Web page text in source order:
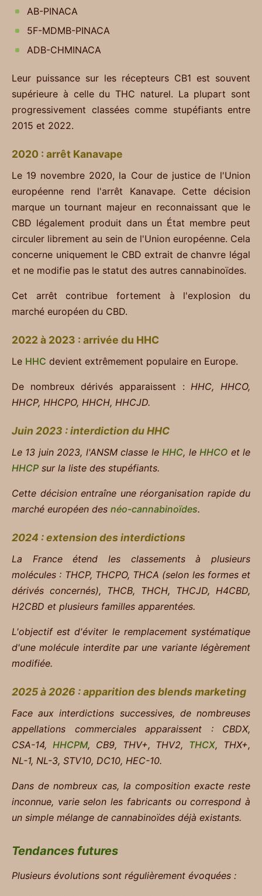
AB-PINACA
5F-MDMB-PINACA
ADB-CHMINACA
Leur puissance sur les récepteurs CB1 est souvent
supérieure à celle du THC naturel. La plupart sont
progressivement classées comme stupéfiants entre
2015 et 2022.
2020 : arrêt Kanavape
Le 19 novembre 2020, la Cour de justice de l'Union
européenne rend l'arrêt Kanavape. Cette décision
marque un tournant majeur en reconnaissant que le
CBD légalement produit dans un État membre peut
circuler librement au sein de l'Union européenne. Cela
concerne uniquement le CBD extrait de chanvre légal
et ne modifie pas le statut des autres cannabinoïdes.
Cet arrêt contribue fortement à l'explosion du
marché européen du CBD.
2022 à 2023 : arrivée du HHC
Le HHC devient extrêmement populaire en Europe.
De nombreux dérivés apparaissent :HHC, HHCO,
HHCP, HHCPO, HHCH, HHCJD.
Juin 2023 : interdiction du HHC
Le 13 juin 2023, l'ANSM classe leHHC, leHHCO et le
HHCP sur la liste des stupéfiants.
Cette décision entraîne une réorganisation rapide du
marché européen des néo-cannabinoïdes.
2024 : extension des interdictions
La France étend les classements à plusieurs
molécules : THCP, THCPO, THCA (selon les formes et
dérivés concernés), THCB, THCH, THCJD, H4CBD,
H2CBD et plusieurs familles apparentées.
L'objectif est d'éviter le remplacement systématique
d'une molécule interdite par une variante légèrement
modifiée.
2025 à 2026 : apparition des blends marketing
Face aux interdictions successives, de nombreuses
appellations commerciales apparaissent : CBDX,
CSA-14, HHCPM, CB9, THV+, THV2, THCX, THX+,
NL-1, NL-3, STV10, DC10, HEC-10.
Dans de nombreux cas, la composition exacte reste
inconnue, varie selon les fabricants ou correspond à
un simple mélange de cannabinoïdes déjà existants.
Tendances futures
Plusieurs évolutions sont régulièrement évoquées :